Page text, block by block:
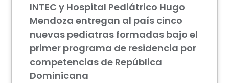
INTEC y Hospital Pediátrico Hugo
Mendoza entregan al país cinco
nuevas pediatras formadas bajo el
primer programa de residencia por
competencias de República
Dominicana